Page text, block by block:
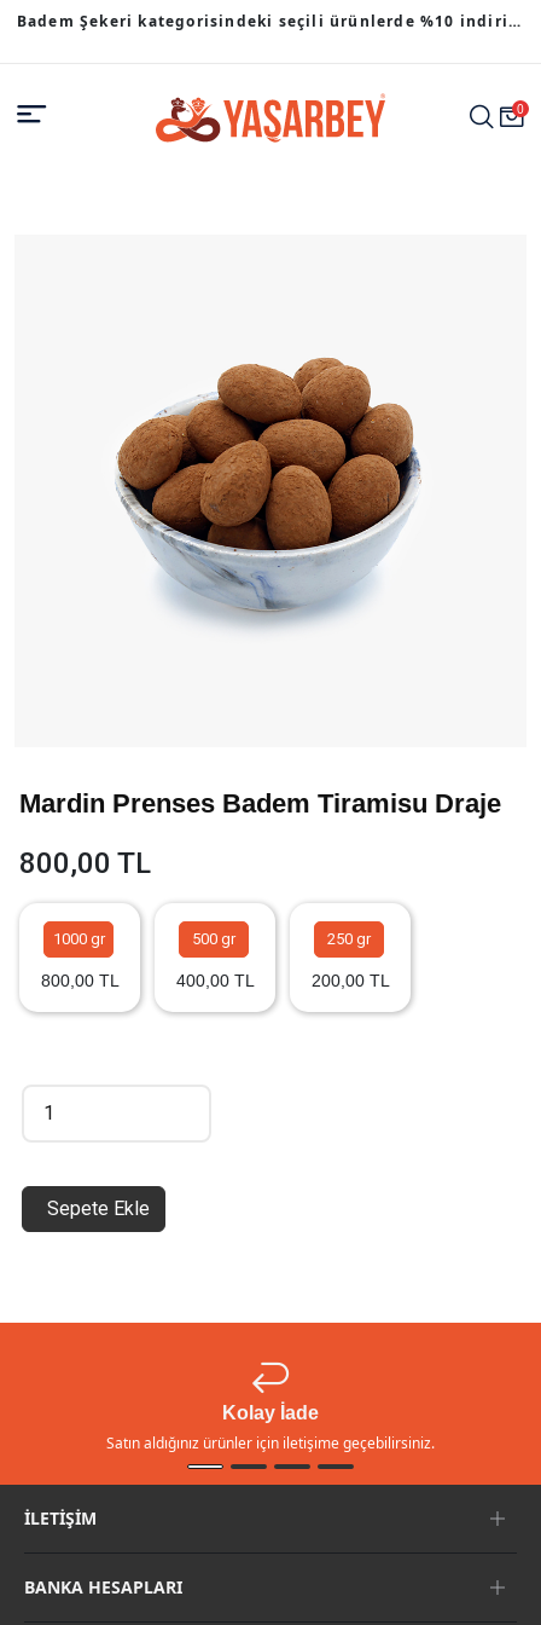
Badem Şekeri kategorisindeki seçili ürünlerde %10 indirim
0
Mardin Prenses Badem Tiramisu Draje
800,00 TL
Sepete Ekle
1000 gr
800,00 TL
500 gr
400,00 TL
250 gr
200,00 TL
Kolay İade
Satın aldığınız ürünler için iletişime geçebilirsiniz.
İLETIŞIM
BANKA HESAPLARI